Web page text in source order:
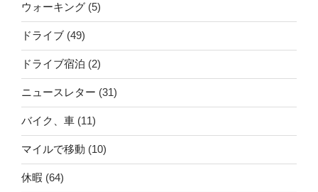
ウォーキング (5)
ドライブ (49)
ドライブ宿泊 (2)
ニュースレター (31)
バイク、車 (11)
マイルで移動 (10)
休暇 (64)